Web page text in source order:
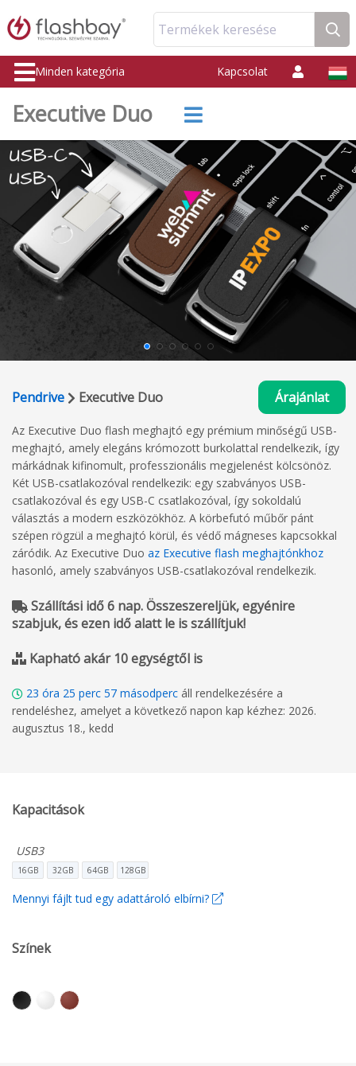
Termékek keresése
Minden kategória Kapcsolat
Executive Duo
Pendrive Executive Duo Árajánlat
Az Executive Duo flash meghajtó egy prémium minőségű USB-
meghajtó, amely elegáns krómozott burkolattal rendelkezik, így
márkádnak kifinomult, professzionális megjelenést kölcsönöz.
Két USB-csatlakozóval rendelkezik: egy szabványos USB-
csatlakozóval és egy USB-C csatlakozóval, így sokoldalú
választás a modern eszközökhöz. A körbefutó műbőr pánt
szépen rögzül a meghajtó körül, és védő mágneses kapcsokkal
záródik. Az Executive Duo az Executive flash meghajtónkhoz
hasonló, amely szabványos USB-csatlakozóval rendelkezik.
Szállítási idő 6 nap. Összeszereljük, egyénire
szabjuk, és ezen idő alatt le is szállítjuk!
Kapható akár 10 egységtől is
23 óra 25 perc 56 másodperc áll rendelkezésére a
rendeléshez, amelyet a következő napon kap kézhez: 2026.
augusztus 18., kedd
Kapacitások
USB3
16GB 32GB 64GB 128GB
Mennyi fájlt tud egy adattároló elbírni?
Színek